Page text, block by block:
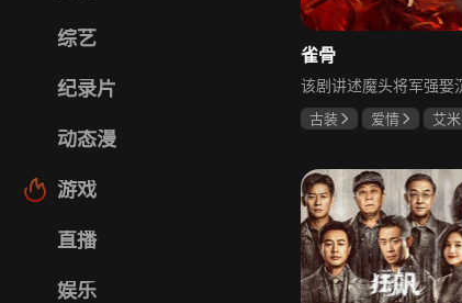
综艺
纪录片
动态漫
游戏
直播
娱乐
雀骨
古装 爱情
艾米